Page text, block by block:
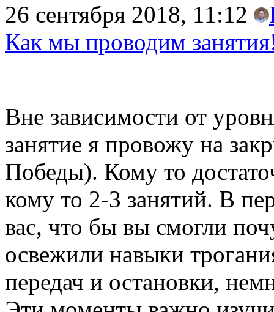
26 сентября 2018, 11:12
Как мы проводим
Вне зависимости от
занятие я провожу на
Победы). Кому то
кому то 2-3 занятий. В
вас, что бы вы смогли
освежили навыки
передач и остановки,